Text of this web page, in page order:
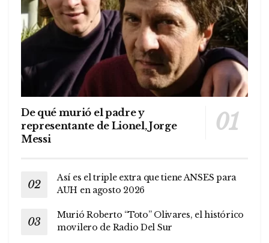
De qué murió el padre y
representante de Lionel, Jorge
Messi
Así es el triple extra que tiene ANSES para
AUH en agosto 2026
Murió Roberto “Toto” Olivares, el histórico
movilero de Radio Del Sur